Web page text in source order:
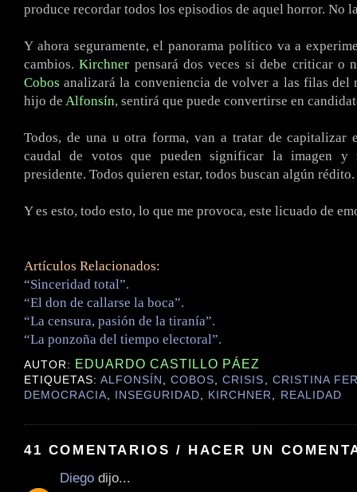
produce recordar todos los episodios de aquel horror. No
Y ahora seguramente, el panorama político va a
cambios.Kirchner pensará dos veces si debe criticar o
Cobos analizará la conveniencia de volver a las filas del
hijo de Alfonsín, sentirá que puede convertirse en
Todos, de una u otra forma, van a tratar de capitalizar
caudal de votos que pueden significar la imagen y
presidente. Todos quieren estar, todos buscan algún rédito.
Y es esto, todo esto, lo que me provoca, este licuado de
Artículos Relacionados:
“Sinceridad total”.
“El don de callarse la boca”.
“La censura, pasión de la tiranía”.
“La ponzoña del tiempo electoral”.
AUTOR: EDUARDO CASTILLO PÁEZ
ETIQUETAS:ALFONSÍN ,COBOS,CRISIS , CRISTINA
DEMOCRACIA, INSEGURIDAD, KIRCHNER, REALIDAD
41 COMENTARIOS / HACER UN
Diego dijo...